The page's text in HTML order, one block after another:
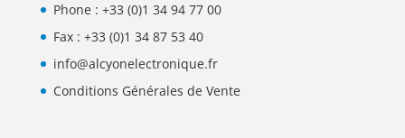
Phone : +33 (0)1 34 94 77 00
Fax : +33 (0)1 34 87 53 40
info@alcyonelectronique.fr
Conditions Générales de Vente